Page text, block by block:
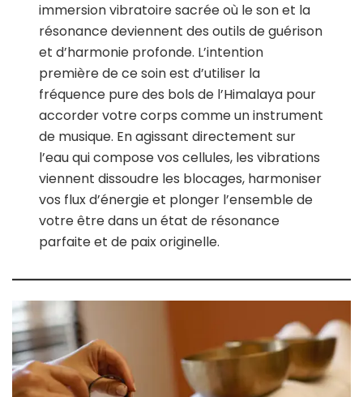
immersion vibratoire sacrée où le son et la
résonance deviennent des outils de guérison
et d’harmonie profonde. L’intention
première de ce soin est d’utiliser la
fréquence pure des bols de l’Himalaya pour
accorder votre corps comme un instrument
de musique. En agissant directement sur
l’eau qui compose vos cellules, les vibrations
viennent dissoudre les blocages, harmoniser
vos flux d’énergie et plonger l’ensemble de
votre être dans un état de résonance
parfaite et de paix originelle.